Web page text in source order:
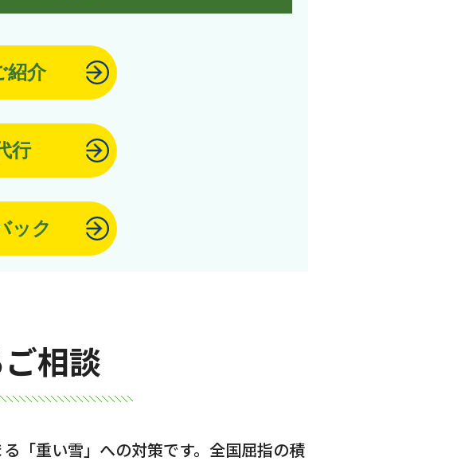
紹介
行
ック
相談
「重い雪」への対策です。全国屈指の積